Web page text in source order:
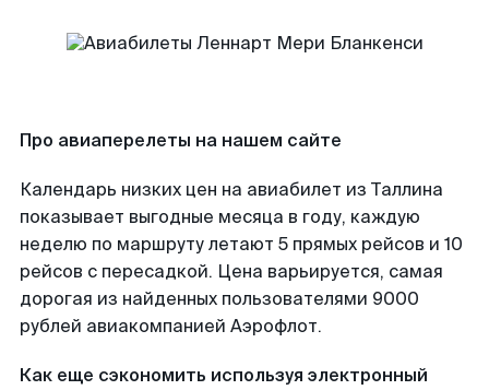
Про авиаперелеты на нашем сайте
Календарь низких цен на авиабилет из Таллина
показывает выгодные месяца в году, каждую
неделю по маршруту летают 5 прямых рейсов и 10
рейсов с пересадкой. Цена варьируется, самая
дорогая из найденных пользователями 9000
рублей авиакомпанией Аэрофлот.
Как еще сэкономить используя электронный